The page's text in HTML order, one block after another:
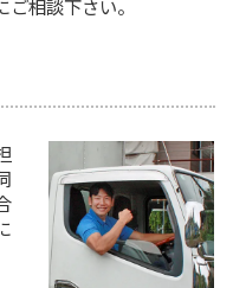
相談下さい。